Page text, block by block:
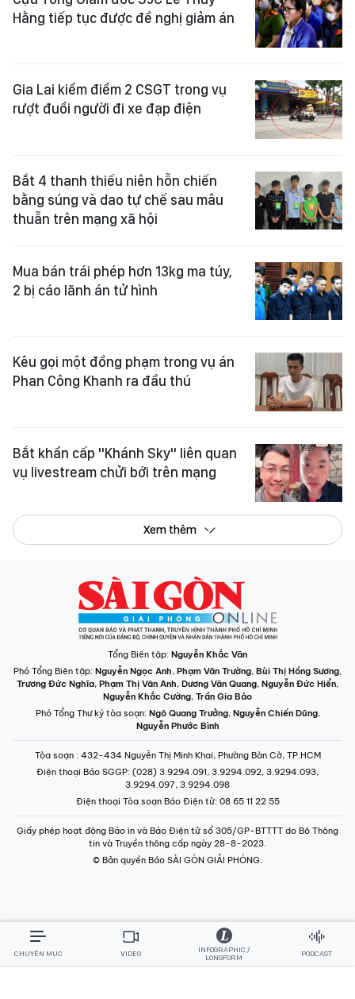
Hằng tiếp tục được đề nghị giảm án
Gia Lai kiểm điểm 2 CSGT trong vụ
rượt đuổi người đi xe đạp điện
Bắt 4 thanh thiếu niên hỗn chiến
bằng súng và dao tự chế sau mâu
thuẫn trên mạng xã hội
Mua bán trái phép hơn 13kg ma túy,
2 bị cáo lãnh án tử hình
Kêu gọi một đồng phạm trong vụ án
Phan Công Khanh ra đầu thú
Bắt khẩn cấp "Khánh Sky" liên quan
vụ livestream chửi bới trên mạng
Xem thêm
Tổng Biên tập: Nguyễn Khắc Văn
Phó Tổng Biên tập: Nguyễn Ngọc Anh, Phạm Văn Trường, Bùi Thị Hồng Sương,
Trương Đức Nghĩa, Phạm Thị Vân Anh, Dương Văn Quang, Nguyễn Đức Hiển,
Nguyễn Khắc Cường, Trần Gia Bảo
Phó Tổng Thư ký tòa soạn: Ngô Quang Trưởng, Nguyễn Chiến Dũng,
Nguyễn Phước Bình
Tòa soạn : 432-434 Nguyễn Thị Minh Khai, Phường Bàn Cờ, TP.HCM
Điện thoại Báo SGGP: (028) 3.9294.091, 3.9294.092, 3.9294.093,
3.9294.097, 3.9294.098
Điện thoại Tòa soạn Báo Điện tử: 08 65 11 22 55
Giấy phép hoạt động Báo in và Báo Điện tử số 305/GP-BTTTT do Bộ Thông
tin và Truyền thông cấp ngày 28-8-2023.
© Bản quyền Báo SÀI GÒN GIẢI PHÓNG.
CHUYÊN MỤC VIDEO
INFOGRAPHIC /
LONGFORM
PODCAST